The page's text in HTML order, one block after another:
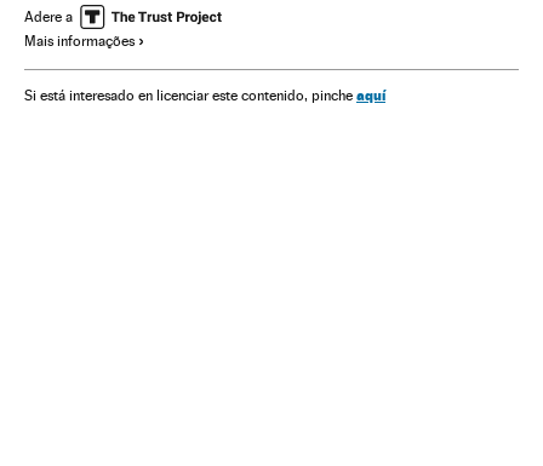
América do Sul América Latina
Educação
Administração Estado Administração pública
Adere a
Mais informações
Si está interesado en licenciar este contenido, pinche aquí